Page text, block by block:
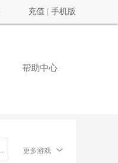
充值 手机版
帮助中心
更多游戏